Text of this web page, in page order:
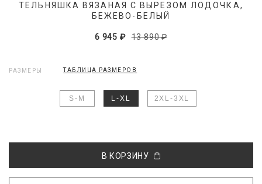
ТЕЛЬНЯШКА ВЯЗАНАЯ С ВЫРЕЗОМ ЛОДОЧКА,
БЕЖЕВО-БЕЛЫЙ
6 945 ₽ 13 890 ₽
РАЗМЕРЫ ТАБЛИЦА РАЗМЕРОВ
S-M L-XL 2XL-3XL
В КОРЗИНУ